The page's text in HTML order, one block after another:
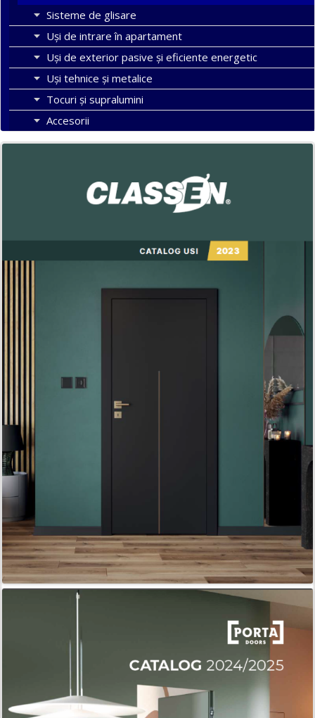
Sisteme de glisare
Uși de intrare în apartament
Uşi de exterior pasive şi eficiente energetic
Uși tehnice și metalice
Tocuri şi supralumini
Accesorii